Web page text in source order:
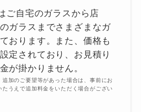
ご自宅のガラスから店
ガラスまでさまざまなガ
おります。また、価格も
定されており、お見積り
が掛かりません。
加のご要望等があった場合は、事前にお
たうえで追加料金をいただく場合がござい